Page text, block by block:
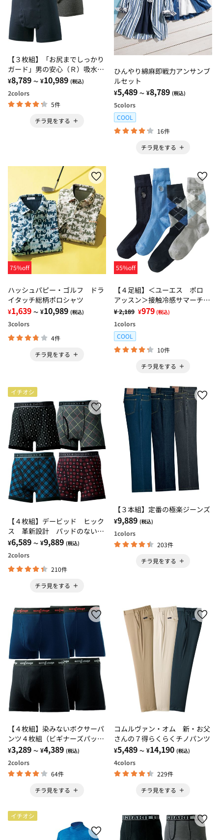
【３枚組】「お尻までしっかり
ガード」男の安心（Ｒ）吸水パ
ンツ
¥8,789 ～ ¥10,989 (税込)
2colors
5件
チラ見をする
ひんやり綿麻即戦力アンサンブ
ルセット
¥5,489 ～ ¥8,789 (税込)
5colors
COOL
16件
チラ見をする
75%off
ハッシュパピー・ゴルフ ドラ
イタッチ総柄ポロシャツ
¥1,639 ～ ¥10,989 (税込)
3colors
4件
チラ見をする
55%off
【４足組】＜ユーエス ポロ
アッスン＞接触冷感サマーチェ
ックソックス
¥ 2,189 ¥979 (税込)
1colors
COOL
10件
チラ見をする
イチオシ
【４枚組】デービッド ヒック
ス 革新設計 パッドのない吸
水ボクサーパンツ
¥6,589 ～ ¥9,889 (税込)
2colors
210件
チラ見をする
【３本組】定番の極楽ジーンズ
¥9,889 (税込)
1colors
203件
チラ見をする
【４枚組】染みないボクサーパ
ンツ４枚組（ビギナーズパッ
ク）
¥3,289 ～ ¥4,389 (税込)
2colors
64件
チラ見をする
コムルヴァン・オム 新・お父
さんの７得らくらくチノパンツ
¥5,489 ～ ¥14,190 (税込)
4colors
229件
チラ見をする
イチオシ